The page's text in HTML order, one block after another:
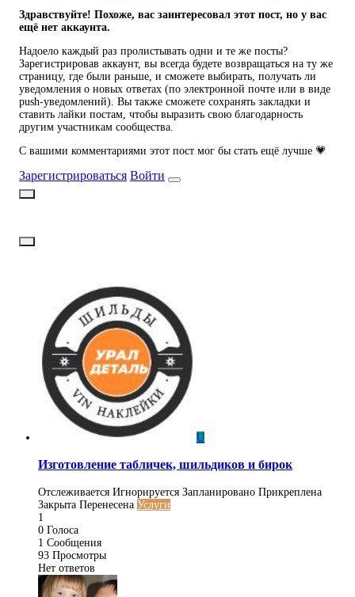
Здравствуйте! Похоже, вас заинтересовал этот пост, но у вас
ещё нет аккаунта.
Надоело каждый раз пролистывать одни и те же посты?
Зарегистрировав аккаунт, вы всегда будете возвращаться на ту же
страницу, где были раньше, и сможете выбирать, получать ли
уведомления о новых ответах (по электронной почте или в виде
push-уведомлений). Вы также сможете сохранять закладки и
ставить лайки постам, чтобы выразить свою благодарность
другим участникам сообщества.
С вашими комментариями этот пост мог бы стать ещё лучше 💗
Зарегистрироваться Войти
U
Изготовление табличек, шильдиков и бирок
Отслеживается Игнорируется Запланировано Прикреплена
Закрыта Перенесена Услуги
1
0 Голоса
1 Сообщения
93 Просмотры
Нет ответов